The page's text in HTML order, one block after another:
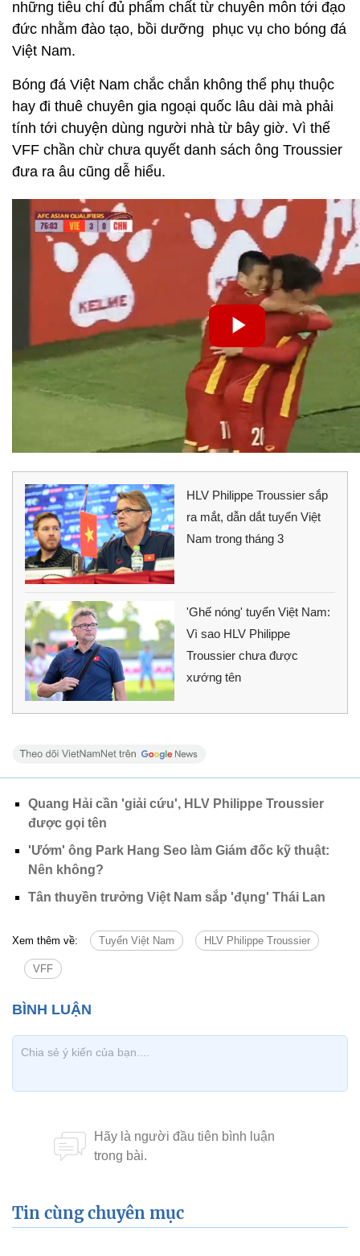
những tiêu chí đủ phẩm chất từ chuyên môn tới đạo
đức nhằm đào tạo, bồi dưỡng phục vụ cho bóng đá
Việt Nam.
Bóng đá Việt Nam chắc chắn không thể phụ thuộc
hay đi thuê chuyên gia ngoại quốc lâu dài mà phải
tính tới chuyện dùng người nhà từ bây giờ. Vì thế
VFF chần chừ chưa quyết danh sách ông Troussier
đưa ra âu cũng dễ hiểu.
HLV Philippe Troussier sắp
ra mắt, dẫn dắt tuyển Việt
Nam trong tháng 3
'Ghế nóng' tuyển Việt Nam:
Vì sao HLV Philippe
Troussier chưa được
xướng tên
Quang Hải cần 'giải cứu', HLV Philippe Troussier
được gọi tên
'Ướm' ông Park Hang Seo làm Giám đốc kỹ thuật:
Nên không?
Tân thuyền trưởng Việt Nam sắp 'đụng' Thái Lan
Xem thêm về: Tuyển Việt Nam HLV Philippe Troussier
VFF
Tin cùng chuyên mục